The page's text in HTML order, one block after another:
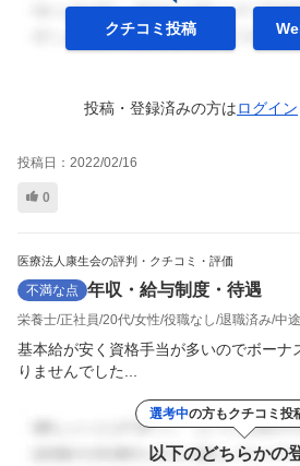
クチコミ投稿
投稿・登録済みの方はログイン
投稿日： 2022/02/16
0
医療法人康生会の評判・クチコミ・評価
不満な点 年収・給与制度・待遇
栄養士 正社員 20代 女性 役職なし 退職済み 中
基本給が安く資格手当が多いのでボーナ
りませんでした...
選考中の方もクチコミ投
以下のどちらかの